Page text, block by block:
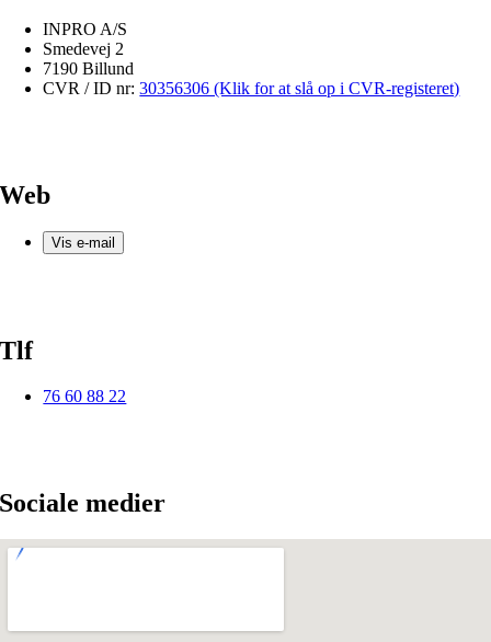
INPRO A/S
Smedevej 2
7190 Billund
CVR / ID nr:30356306 (Klik for at slå op i CVR-registeret)
Web
Vis e-mail
Tlf
76 60 88 22
Sociale medier